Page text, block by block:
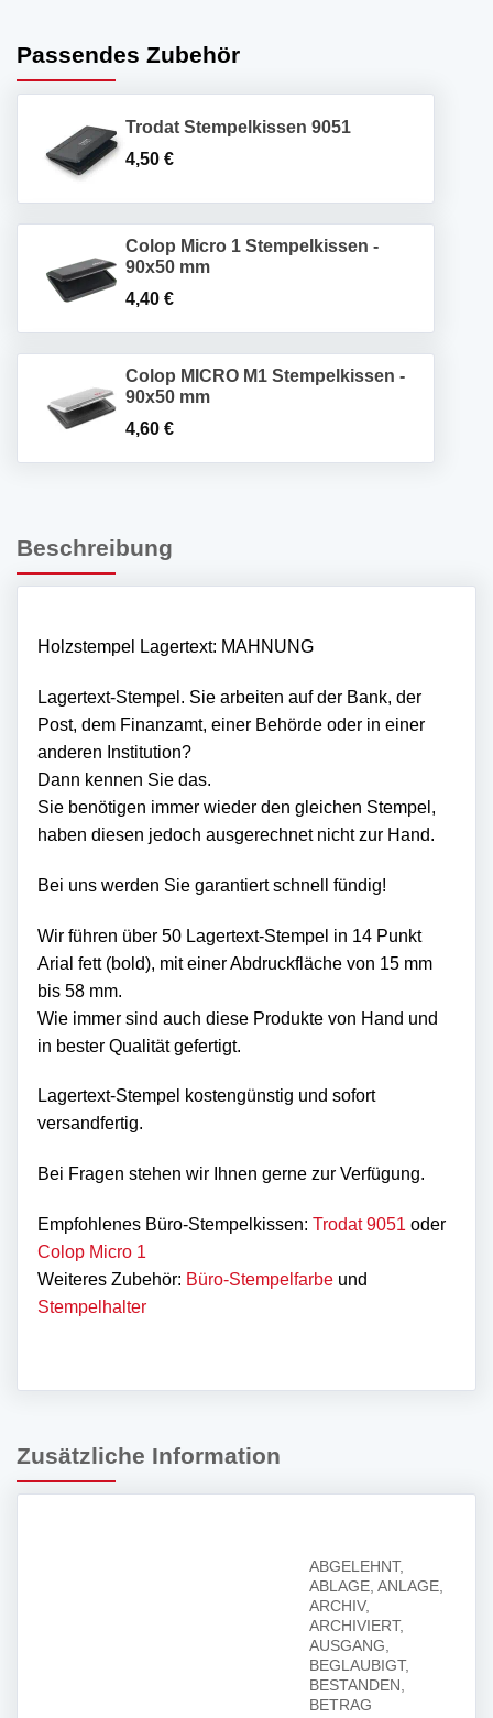
Passendes Zubehör
Trodat Stempelkissen 9051
4,50 €
Colop Micro 1 Stempelkissen -
90x50 mm
4,40 €
Colop MICRO M1 Stempelkissen -
90x50 mm
4,60 €
Beschreibung
Holzstempel Lagertext: MAHNUNG
Lagertext-Stempel. Sie arbeiten auf der Bank, der
Post, dem Finanzamt, einer Behörde oder in einer
anderen Institution?
Dann kennen Sie das.
Sie benötigen immer wieder den gleichen Stempel,
haben diesen jedoch ausgerechnet nicht zur Hand.
Bei uns werden Sie garantiert schnell fündig!
Wir führen über 50 Lagertext-Stempel in 14 Punkt
Arial fett (bold), mit einer Abdruckfläche von 15 mm
bis 58 mm.
Wie immer sind auch diese Produkte von Hand und
in bester Qualität gefertigt.
Lagertext-Stempel kostengünstig und sofort
versandfertig.
Bei Fragen stehen wir Ihnen gerne zur Verfügung.
Empfohlenes Büro-Stempelkissen: Trodat 9051 oder
Colop Micro 1
Weiteres Zubehör: Büro-Stempelfarbe und
Stempelhalter
Zusätzliche Information
ABGELEHNT,
ABLAGE, ANLAGE,
ARCHIV,
ARCHIVIERT,
AUSGANG,
BEGLAUBIGT,
BESTANDEN,
BETRAG